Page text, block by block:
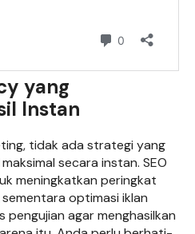
yang
Instan
tidak ada strategi yang
secara instan. SEO
meningkatkan peringkat
optimasi iklan
pengujian agar menghasilkan